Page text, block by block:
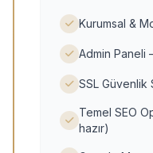
Kurumsal &
Admin Paneli
SSL Güvenlik
Temel SEO
hazır)